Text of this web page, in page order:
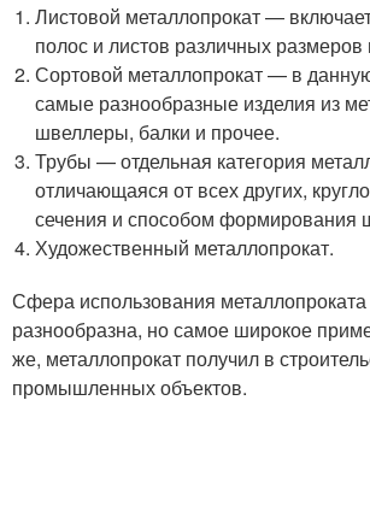
Листовой металлопрокат —
полос и листов различных
Сортовой металлопрокат — в
самые разнообразные изделия из
швеллеры, балки и прочее.
Трубы — отдельная категория
отличающаяся от всех других,
сечения и способом формирования
Художественный металлопрокат.
Сфера использования
разнообразна, но самое широкое
же, металлопрокат получил в
промышленных объектов.